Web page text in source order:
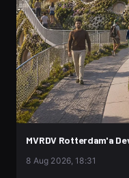
MVRDV Rotterdam'a
8 Aug 2026, 18:31